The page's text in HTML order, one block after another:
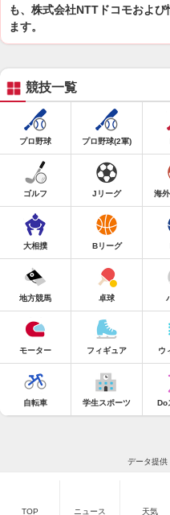
も、株式会社NTTドコモおよ
ます。
競技一覧
プロ野球 プロ野球(2軍)
ゴルフ Jリーグ 海
大相撲 Bリーグ
地方競馬 卓球
モーター フィギュア ウ
自転車 学生スポーツ Do
データ提供
TOP ニュース 天気